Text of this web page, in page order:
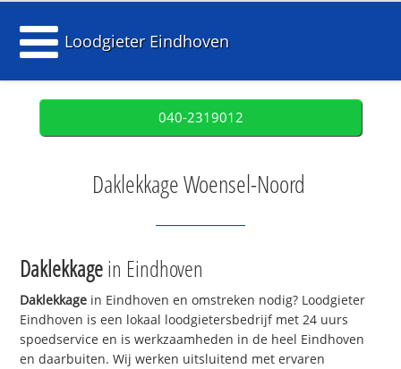
Loodgieter Eindhoven
040-2319012
Daklekkage Woensel-Noord
Daklekkagein Eindhoven
Daklekkage in Eindhoven en omstreken nodig? Loodgieter
Eindhoven is een lokaal loodgietersbedrijf met 24 uurs
spoedservice en is werkzaamheden in de heel Eindhoven
en daarbuiten. Wij werken uitsluitend met ervaren